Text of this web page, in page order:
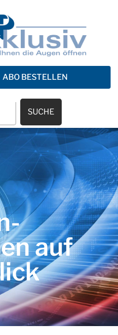
ABO BESTELLEN
SUCHE
auf